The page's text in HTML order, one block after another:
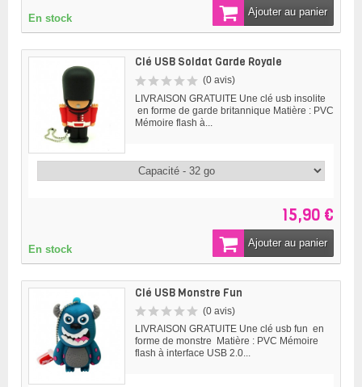
En stock
Ajouter au panier
Clé USB Soldat Garde Royale
(0 avis)
LIVRAISON GRATUITE Une clé usb insolite
en forme de garde britannique Matière : PVC
Mémoire flash à...
15,90 €
En stock
Ajouter au panier
Clé USB Monstre Fun
(0 avis)
LIVRAISON GRATUITE Une clé usb fun en
forme de monstre Matière : PVC Mémoire
flash à interface USB 2.0...